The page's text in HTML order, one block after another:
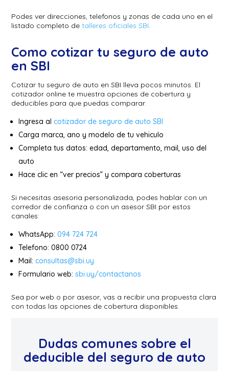
Podes ver direcciones, telefonos y zonas de cada uno en el
listado completo detalleres oficiales SBI.
Como cotizar tu seguro de auto
en SBI
Cotizar tu seguro de auto en SBI lleva pocos minutos. El
cotizador online te muestra opciones de cobertura y
deducibles para que puedas comparar.
Ingresa al cotizador de seguro de auto SBI
Carga marca, ano y modelo de tu vehiculo
Completa tus datos: edad, departamento, mail, uso del
auto
Hace clic en “ver precios” y compara coberturas
Si necesitas asesoria personalizada, podes hablar con un
corredor de confianza o con un asesor SBI por estos
canales:
WhatsApp:094 724 724
Telefono: 0800 0724
Mail: consultas@sbi.uy
Formulario web:sbi.uy/contactanos
Sea por web o por asesor, vas a recibir una propuesta clara
con todas las opciones de cobertura disponibles.
Dudas comunes sobre el
deducible del seguro de auto